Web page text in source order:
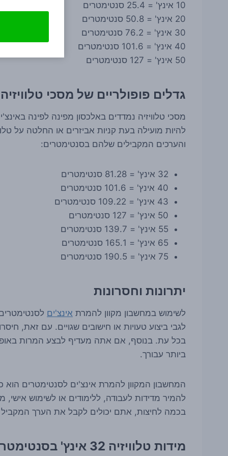
10 אינץ' = 25.4 סנטימטרים
20 אינץ' = 50.8 סנטימטרים
30 אינץ' = 76.2 סנטימטרים
40 אינץ' = 101.6 סנטימטרים
50 אינץ' = 127 סנטימטרים
גדלים פופולריים של מסכי טלוויזיה
מסכי טלוויזיה נמדדים באלכסון מפינה לפינה
להיות מועילה בעת קניות אביזרים או החלטה על
והערכים המקבילים שלהם בסנטימטרים:
32 אינץ' = 81.28 סנטימטרים
40 אינץ' = 101.6 סנטימטרים
43 אינץ' = 109.22 סנטימטרים
50 אינץ' = 127 סנטימטרים
55 אינץ' = 139.7 סנטימטרים
65 אינץ' = 165.1 סנטימטרים
75 אינץ' = 190.5 סנטימטרים
יתרונות וחסרונות
לשימוש במחשבון מקוון להמרת אינצ'ים
לגבי ביצוע טעויות או חישובים שגויים. עם זאת,
בכל עת. בנוסף, אם אתה מעדיף לבצע המרות
ביותר עבורך.
המחשבון המקוון להמרת אינצ'ים לסנטימטרים הוא
להמיר מדידות לעבודה, ללימודים או לשימוש
בכמה לחיצות, אתם יכולים לקבל את הערך המקביל
מידות טלוויזיה 32 אינץ' בסנטימטר